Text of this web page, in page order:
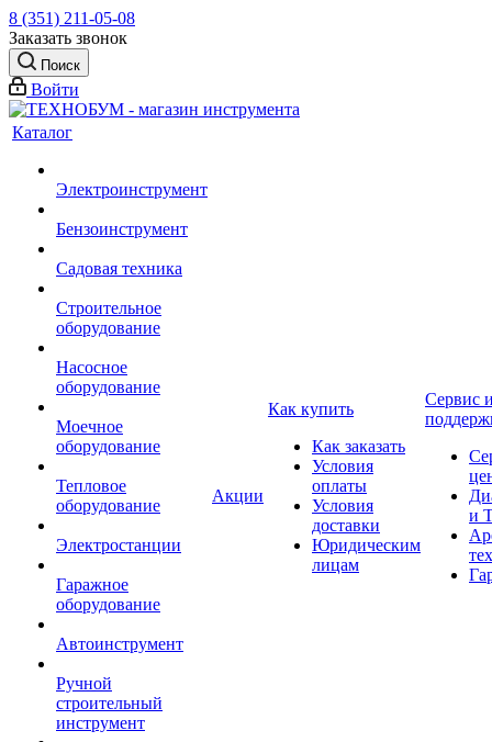
8 (351) 211-05-08
Заказать звонок
Поиск
Войти
Каталог
Электроинструмент
Бензоинструмент
Садовая техника
Строительное
оборудование
Насосное
оборудование
Моечное
оборудование
Тепловое
оборудование
Электростанции
Гаражное
оборудование
Автоинструмент
Ручной
строительный
инструмент
Акции
Как купить
Как заказать
Условия
оплаты
Условия
доставки
Юридическим
лицам
Сервис
и